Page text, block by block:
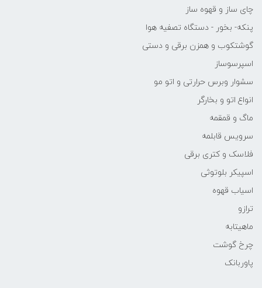
چای ساز و قهوه ساز
پنکه- بخور - دستگاه تصفیه هوا
گوشتکوب و همزن برقی و دستی
اسپرسوساز
سشوار وبرس حرارتی و اتو مو
انواع اتو و بخارگر
ماگ و قمقمه
سرویس قابلمه
فلاسک و کتری برقی
اسپیکر بلوتوثی
اسیاب قهوه
ترازو
ماهیتابه
چرخ گوشت
پاوربانک